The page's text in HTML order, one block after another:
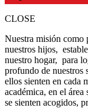
CLOSE
Nuestra misión como
nuestros hijos,
nuestro hogar, para
profundo de nuestros
ellos sienten en cada
académica, en el
se sienten acogidos,